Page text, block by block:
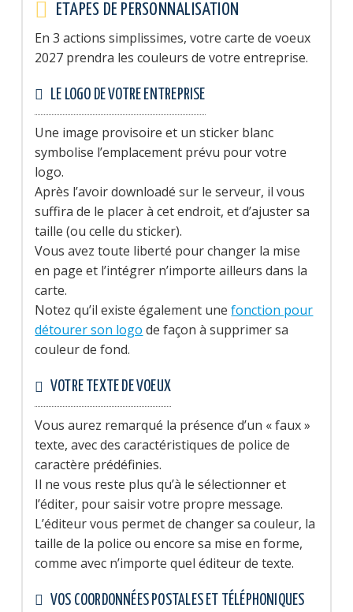
ETAPES DE PERSONNALISATION
En 3 actions simplissimes, votre carte de voeux
2027 prendra les couleurs de votre entreprise.
LE LOGO DE VOTRE ENTREPRISE
Une image provisoire et un sticker blanc
symbolise l’emplacement prévu pour votre
logo.
Après l’avoir downloadé sur le serveur, il vous
suffira de le placer à cet endroit, et d’ajuster sa
taille (ou celle du sticker).
Vous avez toute liberté pour changer la mise
en page et l’intégrer n’importe ailleurs dans la
carte.
Notez qu’il existe également unefonction pour
détourer son logo de façon à supprimer sa
couleur de fond.
VOTRE TEXTE DE VOEUX
Vous aurez remarqué la présence d’un « faux »
texte, avec des caractéristiques de police de
caractère prédéfinies.
Il ne vous reste plus qu’à le sélectionner et
l’éditer, pour saisir votre propre message.
L’éditeur vous permet de changer sa couleur, la
taille de la police ou encore sa mise en forme,
comme avec n’importe quel éditeur de texte.
VOS COORDONNÉES POSTALES ET TÉLÉPHONIQUES